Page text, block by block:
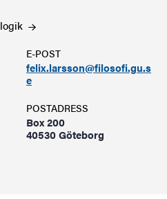
logik
E-POST
felix.larsson@filosofi.gu.s
e
POSTADRESS
Box 200
40530 Göteborg